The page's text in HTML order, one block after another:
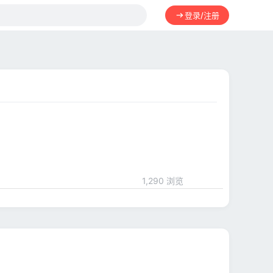
登录/注册
1,290 浏览